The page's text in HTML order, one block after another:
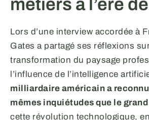
métiers à l’ère
Lors d’une interview accordée à
Gates a partagé ses réflexions
transformation du paysage
l’influence de l’intelligence
milliardaire américain a
mêmes inquiétudes que le
cette révolution technologique,